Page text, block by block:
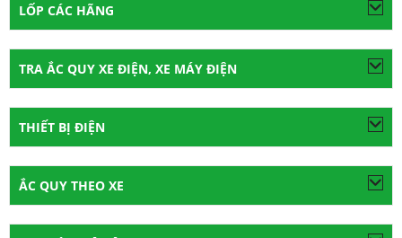
LỐP CÁC HÃNG
TRA ẮC QUY XE ĐIỆN, XE MÁY ĐIỆN
THIẾT BỊ ĐIỆN
ẮC QUY THEO XE